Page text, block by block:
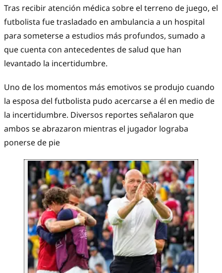
Tras recibir atención médica sobre el terreno de juego, el
futbolista fue trasladado en ambulancia a un hospital
para someterse a estudios más profundos, sumado a
que cuenta con antecedentes de salud que han
levantado la incertidumbre.
Uno de los momentos más emotivos se produjo cuando
la esposa del futbolista pudo acercarse a él en medio de
la incertidumbre. Diversos reportes señalaron que
ambos se abrazaron mientras el jugador lograba
ponerse de pie